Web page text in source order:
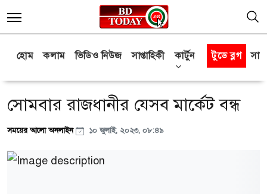
হোম কলাম ভিডিও নিউজ সাপ্তাহিকী কার্টুন টুডে ব্লগ
সোমবার রাজধানীর যেসব মার্কেট বন্ধ
সময়ের আলো অনলাইন ১০ জুলাই, ২০২৩, ০৮:৪৯